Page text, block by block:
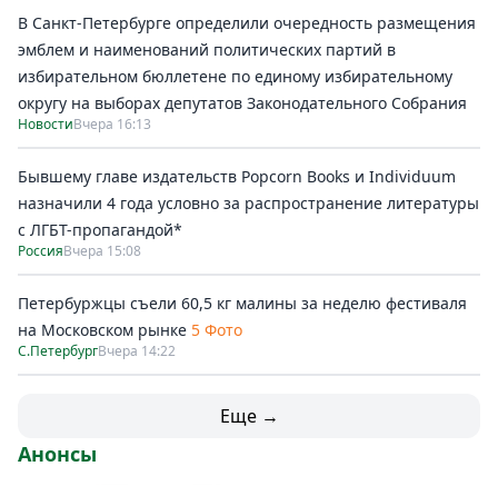
В Санкт-Петербурге определили очередность размещения
эмблем и наименований политических партий в
избирательном бюллетене по единому избирательному
округу на выборах депутатов Законодательного Собрания
НовостиВчера 16:13
Бывшему главе издательств Popcorn Books и Individuum
назначили 4 года условно за распространение литературы
с ЛГБТ-пропагандой*
РоссияВчера 15:08
Петербуржцы съели 60,5 кг малины за неделю фестиваля
на Московском рынке 5 Фото
С.ПетербургВчера 14:22
Еще →
Анонсы